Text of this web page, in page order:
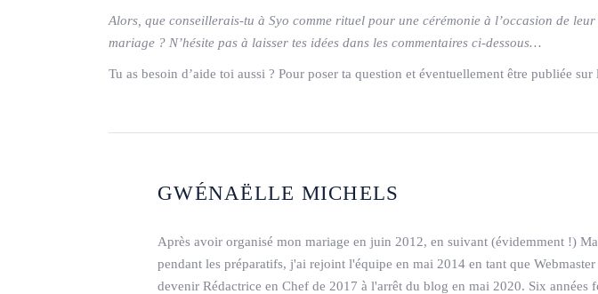
Alors, que conseillerais-tu à Syo comme rituel pour une cérémonie à l’occasion de
mariage ? N’hésite pas à laisser tes idées dans les commentaires ci-dessous…
Tu as besoin d’aide toi aussi ? Pour poser ta question et éventuellement être publiée sur
GWÉNAËLLE MICHELS
Après avoir organisé mon mariage en juin 2012, en suivant (évidemment !)
pendant les préparatifs, j'ai rejoint l'équipe en mai 2014 en tant que
devenir Rédactrice en Chef de 2017 à l'arrêt du blog en mai 2020. Six années